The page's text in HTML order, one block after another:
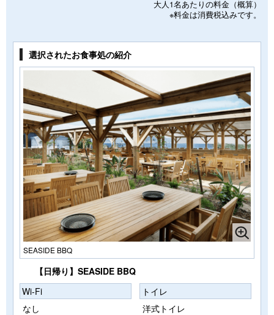
大人1名あたりの料金（概算）
※料金は消費税込みです。
選択されたお食事処の紹介
SEASIDE BBQ
【日帰り】SEASIDE BBQ
Wi-Fi
なし
トイレ
洋式トイレ